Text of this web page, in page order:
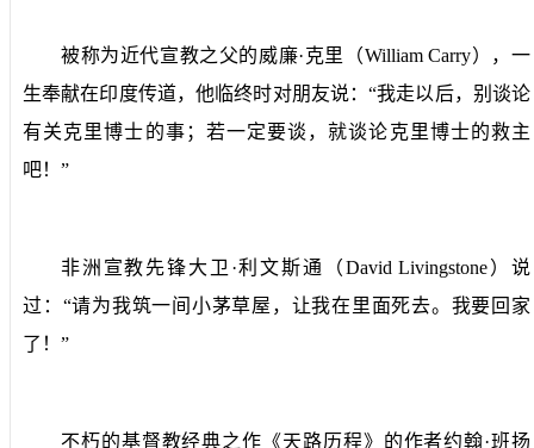
被称为近代宣教之父的威廉·克里（William Carry），一
生奉献在印度传道，他临终时对朋友说：“我走以后，别谈论
有关克里博士的事；若一定要谈，就谈论克里博士的救主
吧！”
非洲宣教先锋大卫·利文斯通（David Livingstone）说
过：“请为我筑一间小茅草屋，让我在里面死去。我要回家
了！”
不朽的基督教经典之作《天路历程》的作者约翰·班扬